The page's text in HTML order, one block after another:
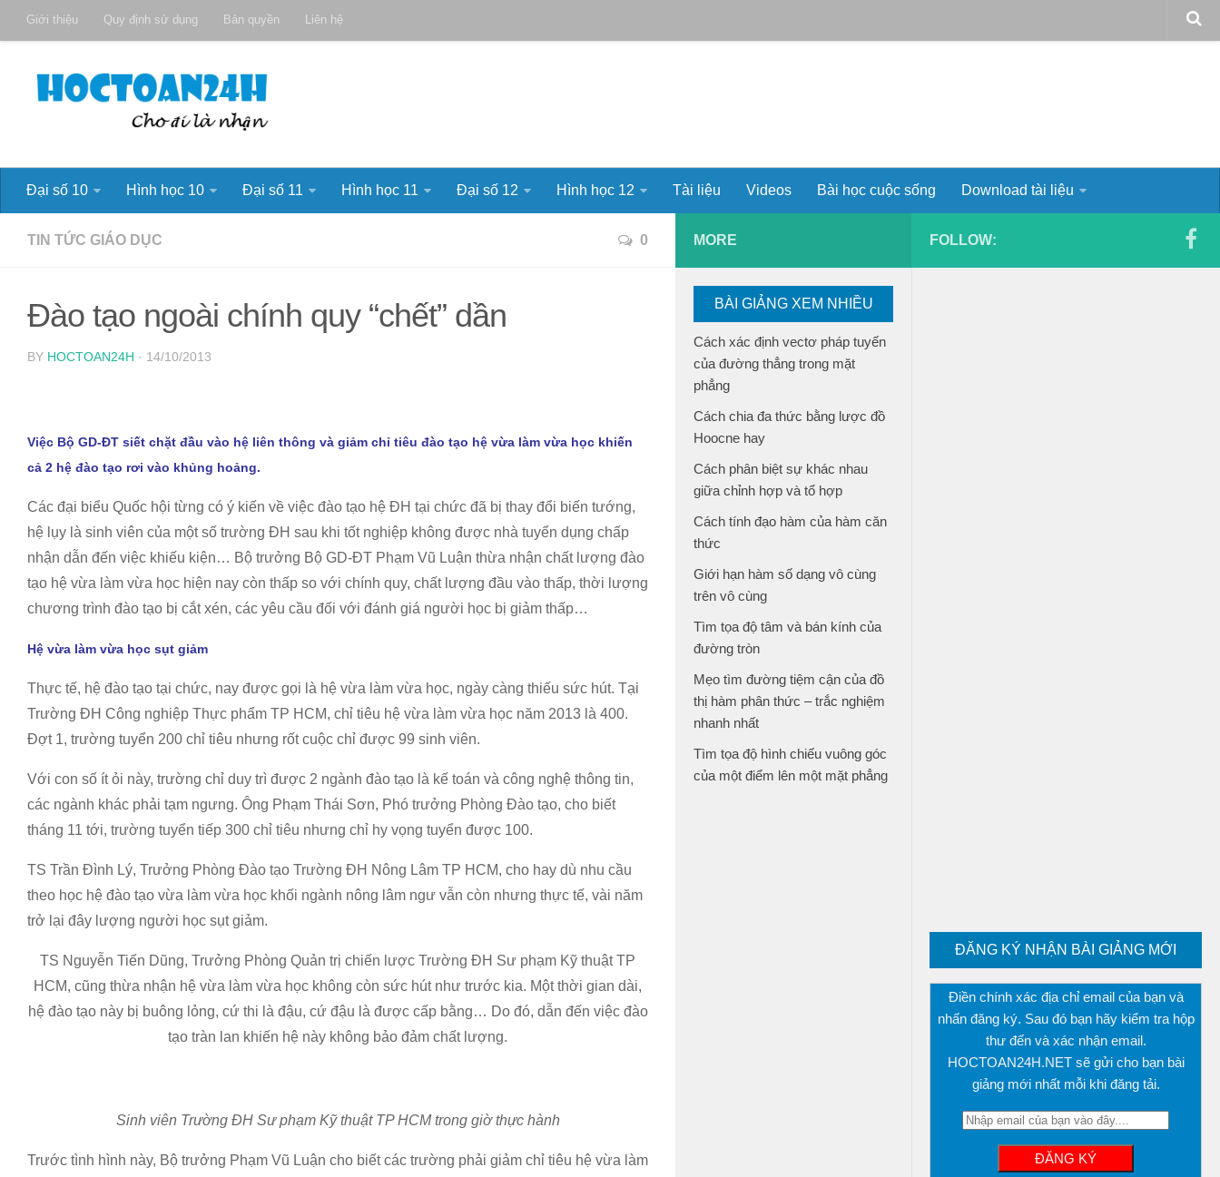
Giới thiệu Quy định sử dụng Bản quyền Liên hệ
Đại số 10 Hình học 10 Đại số 11 Hình học 11 Đại số 12 Hình học 12 Tài liệu Videos Bài học cuộc sống Download tài liệu
TIN TỨC GIÁO DỤC 0
Đào tạo ngoài chính quy “chết” dần
BY HOCTOAN24H · 14/10/2013
Việc Bộ GD-ĐT siết chặt đầu vào hệ liên thông và giảm chỉ tiêu đào tạo hệ vừa làm vừa học khiến
cả 2 hệ đào tạo rơi vào khủng hoảng.
Các đại biểu Quốc hội từng có ý kiến về việc đào tạo hệ ĐH tại chức đã bị thay đổi biến tướng,
hệ lụy là sinh viên của một số trường ĐH sau khi tốt nghiệp không được nhà tuyển dụng chấp
nhận dẫn đến việc khiếu kiện… Bộ trưởng Bộ GD-ĐT Phạm Vũ Luận thừa nhận chất lượng đào
tạo hệ vừa làm vừa học hiện nay còn thấp so với chính quy, chất lượng đầu vào thấp, thời lượng
chương trình đào tạo bị cắt xén, các yêu cầu đối với đánh giá người học bị giảm thấp…
Hệ vừa làm vừa học sụt giảm
Thực tế, hệ đào tạo tại chức, nay được gọi là hệ vừa làm vừa học, ngày càng thiếu sức hút. Tại
Trường ĐH Công nghiệp Thực phẩm TP HCM, chỉ tiêu hệ vừa làm vừa học năm 2013 là 400.
Đợt 1, trường tuyển 200 chỉ tiêu nhưng rốt cuộc chỉ được 99 sinh viên.
Với con số ít ỏi này, trường chỉ duy trì được 2 ngành đào tạo là kế toán và công nghệ thông tin,
các ngành khác phải tạm ngưng. Ông Phạm Thái Sơn, Phó trưởng Phòng Đào tạo, cho biết
tháng 11 tới, trường tuyển tiếp 300 chỉ tiêu nhưng chỉ hy vọng tuyển được 100.
TS Trần Đình Lý, Trưởng Phòng Đào tạo Trường ĐH Nông Lâm TP HCM, cho hay dù nhu cầu
theo học hệ đào tạo vừa làm vừa học khối ngành nông lâm ngư vẫn còn nhưng thực tế, vài năm
trở lại đây lượng người học sụt giảm.
TS Nguyễn Tiến Dũng, Trưởng Phòng Quản trị chiến lược Trường ĐH Sư phạm Kỹ thuật TP
HCM, cũng thừa nhận hệ vừa làm vừa học không còn sức hút như trước kia. Một thời gian dài,
hệ đào tạo này bị buông lỏng, cứ thi là đậu, cứ đậu là được cấp bằng… Do đó, dẫn đến việc đào
tạo tràn lan khiến hệ này không bảo đảm chất lượng.
Sinh viên Trường ĐH Sư phạm Kỹ thuật TP HCM trong giờ thực hành
Trước tình hình này, Bộ trưởng Phạm Vũ Luận cho biết các trường phải giảm chỉ tiêu hệ vừa làm
FOLLOW:
ĐĂNG KÝ NHẬN BÀI GIẢNG MỚI
Điền chính xác địa chỉ email của bạn và
nhấn đăng ký. Sau đó bạn hãy kiểm tra hộp
thư đến và xác nhận email.
HOCTOAN24H.NET sẽ gửi cho bạn bài
giảng mới nhất mỗi khi đăng tải.
MORE
BÀI GIẢNG XEM NHIỀU
Cách xác định vectơ pháp tuyến
của đường thẳng trong mặt
phẳng
Cách chia đa thức bằng lược đồ
Hoocne hay
Cách phân biệt sự khác nhau
giữa chỉnh hợp và tổ hợp
Cách tính đạo hàm của hàm căn
thức
Giới hạn hàm số dạng vô cùng
trên vô cùng
Tìm tọa độ tâm và bán kính của
đường tròn
Mẹo tìm đường tiệm cận của đồ
thị hàm phân thức – trắc nghiệm
nhanh nhất
Tìm tọa độ hình chiếu vuông góc
của một điểm lên một mặt phẳng